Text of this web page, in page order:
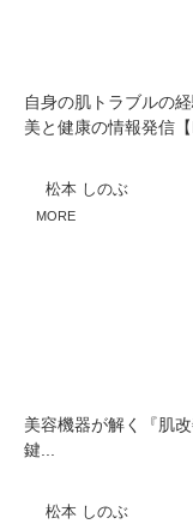
自身の肌トラブルの経
美と健康の情報発信【
松本 しのぶ
MORE
美容機器が解く『肌
鍵...
松本 しのぶ